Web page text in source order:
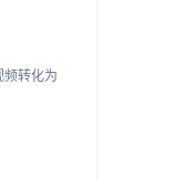
转化为